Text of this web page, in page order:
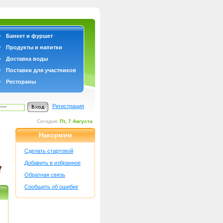
Банкет и фуршет
Продукты и напитки
Доставка воды
Поставки для участников
Рестораны
Накормим
Сделать стартовой
Добавить в избранное
Обратная связь
Сообщить об ошибке
Регистрация
Сегодня: Пт, 7 Августа